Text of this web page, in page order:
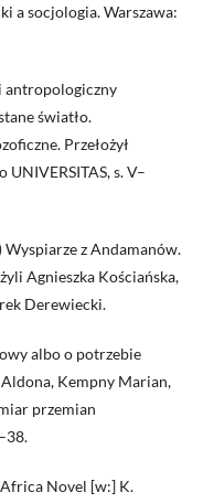
a socjologia. Warszawa:
antropologiczny
światło.
Przełożył
s. V–
z Andamanów.
Agnieszka Kościańska,
Derewiecki.
albo o potrzebie
Kempny Marian,
przemian
Africa Novel [w:] K.